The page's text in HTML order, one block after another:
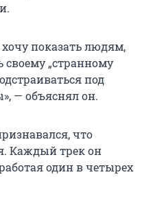
показать людям,
своему „странному
под
— объяснял он.
что
Каждый трек он
один в четырех